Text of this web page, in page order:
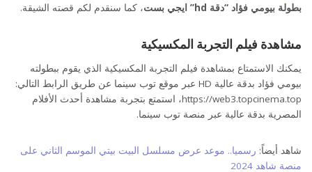
بطولة بيومي فؤاد “دقة hd” ايجي بست
، كما سنقدم لكم قصته الشيقة.
مشاهدة فيلم التجربة المكسيكية
يمكنك الاستمتاع بمشاهدة فيلم التجربة المكسيكية الذي يقوم ببطولته
بيومي فؤاد بدقة عالية HD عبر موقع توب سينما عن طريق الرابط التالي:
https://web3.topcinema.top، استمتع بتجربة مشاهدة أحدث الأفلام
المصرية بدقة عالية عبر منصة توب سينما.
شاهد أيضاً: رسميا.. موعد عرض مسلسل البيت بيتي الموسم الثاني على
منصة شاهد 2024